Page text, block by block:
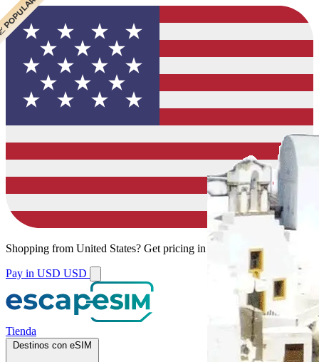
Shopping from United States? Get pricing in your local currency.
Pay in USD USD
Tienda
Destinos con eSIM
VALUE